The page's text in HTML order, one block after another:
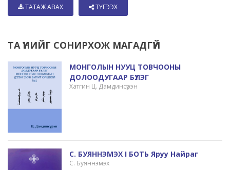
ТАТАЖ АВАХ ТҮГЭЭХ
ТА ҮҮНИЙГ СОНИРХОЖ МАГАДГҮЙ
МОНГОЛЫН НУУЦ ТОВЧООНЫ
ДОЛООДУГААР БҮЛЭГ
Хатгин Ц. Дамдинсүрэн
С. БУЯННЭМЭХ I БОТЬ Яруу Найраг
С. Буяннэмэх